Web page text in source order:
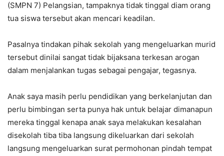
(SMPN 7) Pelangsian, tampaknya tidak tinggal diam orang
tua siswa tersebut akan mencari keadilan.
Pasalnya tindakan pihak sekolah yang mengeluarkan murid
tersebut dinilai sangat tidak bijaksana terkesan arogan
dalam menjalankan tugas sebagai pengajar, tegasnya.
Anak saya masih perlu pendidikan yang berkelanjutan dan
perlu bimbingan serta punya hak untuk belajar dimanapun
mereka tinggal kenapa anak saya melakukan kesalahan
disekolah tiba tiba langsung dikeluarkan dari sekolah
langsung mengeluarkan surat permohonan pindah tempat